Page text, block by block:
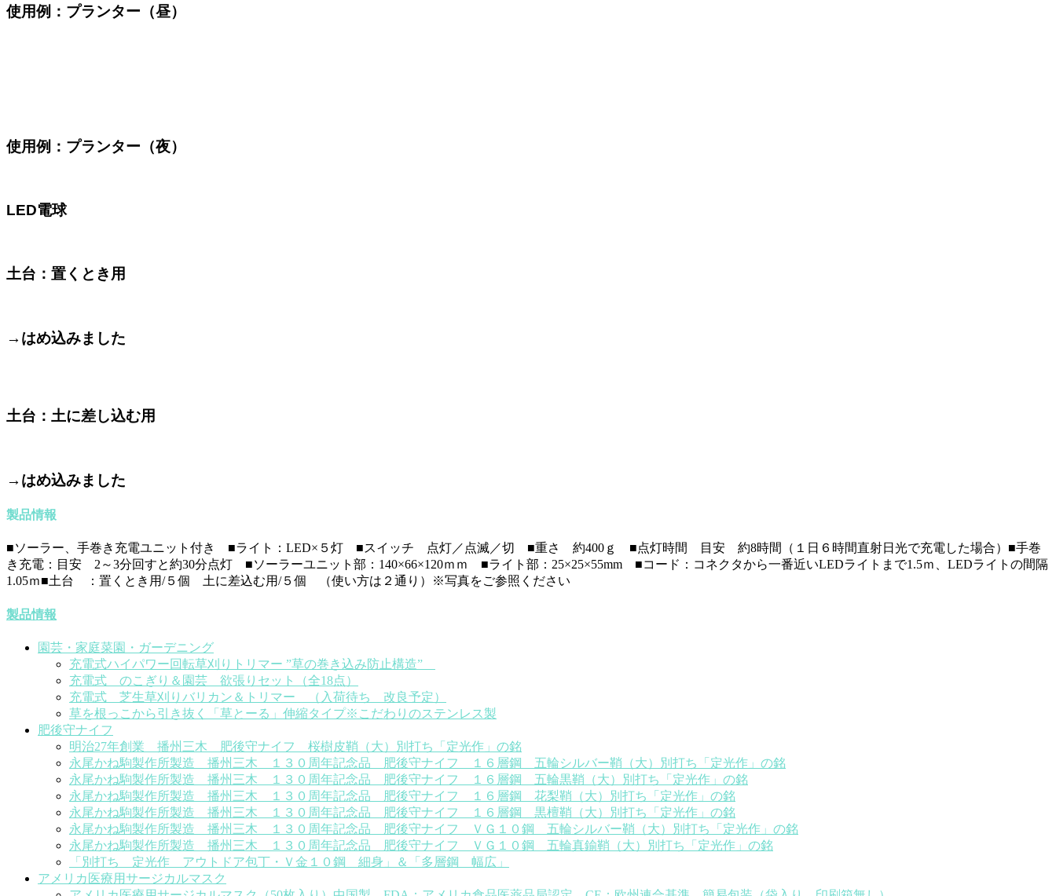
使用例：プランター（昼）
使用例：プランター（夜）
LED電球
土台：置くとき用
→はめ込みました
土台：土に差し込む用
→はめ込みました
製品情報
■ソーラー、手巻き充電ユニット付き ■ライト：LED×５灯 ■スイッチ 点灯／点滅／切 ■重さ 約400ｇ ■点灯時間 目安 約8時間（１日６時間直射日光で充電した場合）■手巻
き充電：目安 2～3分回すと約30分点灯 ■ソーラーユニット部：140×66×120ｍｍ ■ライト部：25×25×55mm ■コード：コネクタから一番近いLEDライトまで1.5ｍ、LEDライトの間隔
1.05ｍ■土台 ：置くとき用/５個 土に差込む用/５個 （使い方は２通り）※写真をご参照ください
製品情報
園芸・家庭菜園・ガーデニング
充電式ハイパワー回転草刈りトリマー ”草の巻き込み防止構造”
充電式 のこぎり＆園芸 欲張りセット（全18点）
充電式 芝生草刈りバリカン＆トリマー （入荷待ち 改良予定）
草を根っこから引き抜く「草とーる」伸縮タイプ※こだわりのステンレス製
肥後守ナイフ
明治27年創業 播州三木 肥後守ナイフ 桜樹皮鞘（大）別打ち「定光作」の銘
永尾かね駒製作所製造 播州三木 １３０周年記念品 肥後守ナイフ １６層鋼 五輪シルバー鞘（大）別打ち「定光作」の銘
永尾かね駒製作所製造 播州三木 １３０周年記念品 肥後守ナイフ １６層鋼 五輪黒鞘（大）別打ち「定光作」の銘
永尾かね駒製作所製造 播州三木 １３０周年記念品 肥後守ナイフ １６層鋼 花梨鞘（大）別打ち「定光作」の銘
永尾かね駒製作所製造 播州三木 １３０周年記念品 肥後守ナイフ １６層鋼 黒檀鞘（大）別打ち「定光作」の銘
永尾かね駒製作所製造 播州三木 １３０周年記念品 肥後守ナイフ ＶＧ１０鋼 五輪シルバー鞘（大）別打ち「定光作」の銘
永尾かね駒製作所製造 播州三木 １３０周年記念品 肥後守ナイフ ＶＧ１０鋼 五輪真鍮鞘（大）別打ち「定光作」の銘
「別打ち 定光作 アウトドア包丁・Ｖ金１０鋼 細身」＆「多層鋼 幅広」
アメリカ医療用サージカルマスク